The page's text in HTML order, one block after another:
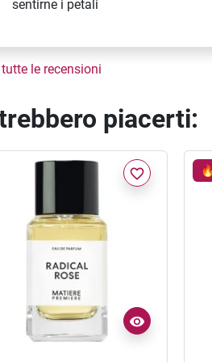
sentirne i petali
le recensioni
piacerti:
favorite_border